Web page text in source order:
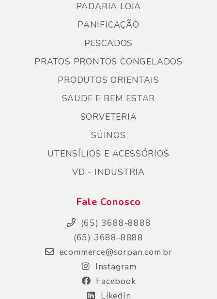
PADARIA LOJA
PANIFICAÇÃO
PESCADOS
PRATOS PRONTOS CONGELADOS
PRODUTOS ORIENTAIS
SAUDE E BEM ESTAR
SORVETERIA
SÚINOS
UTENSÍLIOS E ACESSÓRIOS
VD - INDUSTRIA
Fale Conosco
(65) 3688-8888
(65) 3688-8888
ecommerce@sorpan.com.br
Instagram
Facebook
LikedIn